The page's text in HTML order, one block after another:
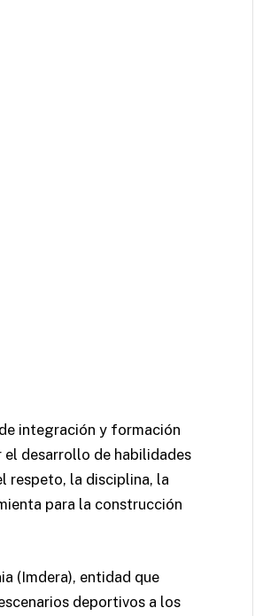
integración y formación
el desarrollo de habilidades
respeto, la disciplina, la
para la construcción
(Imdera), entidad que
deportivos a los